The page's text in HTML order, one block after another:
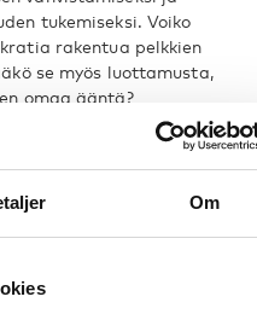
Om
tukemiseksi. Voiko
rakentua pelkkien
se myös luottamusta,
omaa ääntä?